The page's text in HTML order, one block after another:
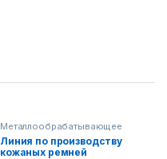
Металлообрабатывающее
оборудование
оборудование
Линия по производству
кожаных ремней